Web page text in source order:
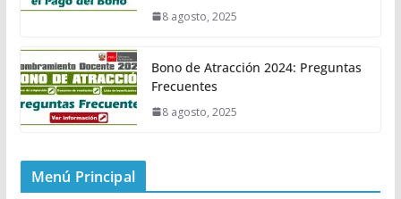
8 agosto, 2025
Bono de Atracción 2024: Preguntas
Frecuentes
8 agosto, 2025
Menú Principal